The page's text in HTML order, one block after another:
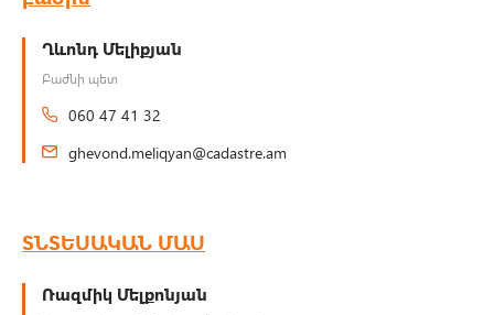
Ղևոնդ Մելիքյան
Բաժնի պետ
060 47 41 32
ghevond.meliqyan@cadastre.am
ՏՆՏԵՍԱԿԱՆ ՄԱՍ
Ռազմիկ Մելքոնյան